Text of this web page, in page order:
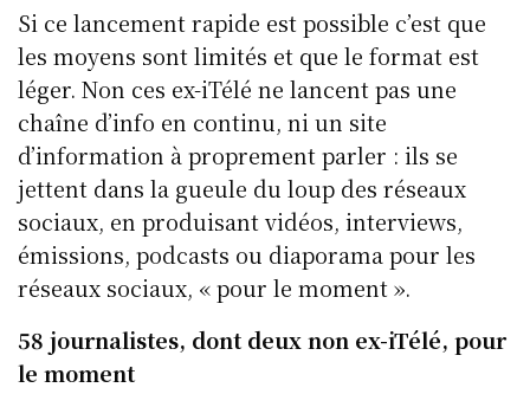
Si ce lancement rapide est possible c’est que
les moyens sont limités et que le format est
léger. Non ces ex-iTélé ne lancent pas une
chaîne d’info en continu, ni un site
d’information à proprement parler : ils se
jettent dans la gueule du loup des réseaux
sociaux, en produisant vidéos, interviews,
émissions, podcasts ou diaporama pour les
réseaux sociaux, « pour le moment ».
58 journalistes, dont deux non ex-iTélé, pour
le moment